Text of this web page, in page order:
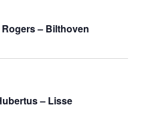
– Bilthoven
– Lisse